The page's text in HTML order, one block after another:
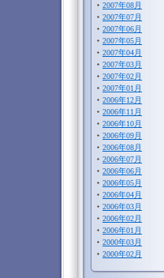
2007年08月
2007年07月
2007年06月
2007年05月
2007年04月
2007年03月
2007年02月
2007年01月
2006年12月
2006年11月
2006年10月
2006年09月
2006年08月
2006年07月
2006年06月
2006年05月
2006年04月
2006年03月
2006年02月
2006年01月
2000年03月
2000年02月